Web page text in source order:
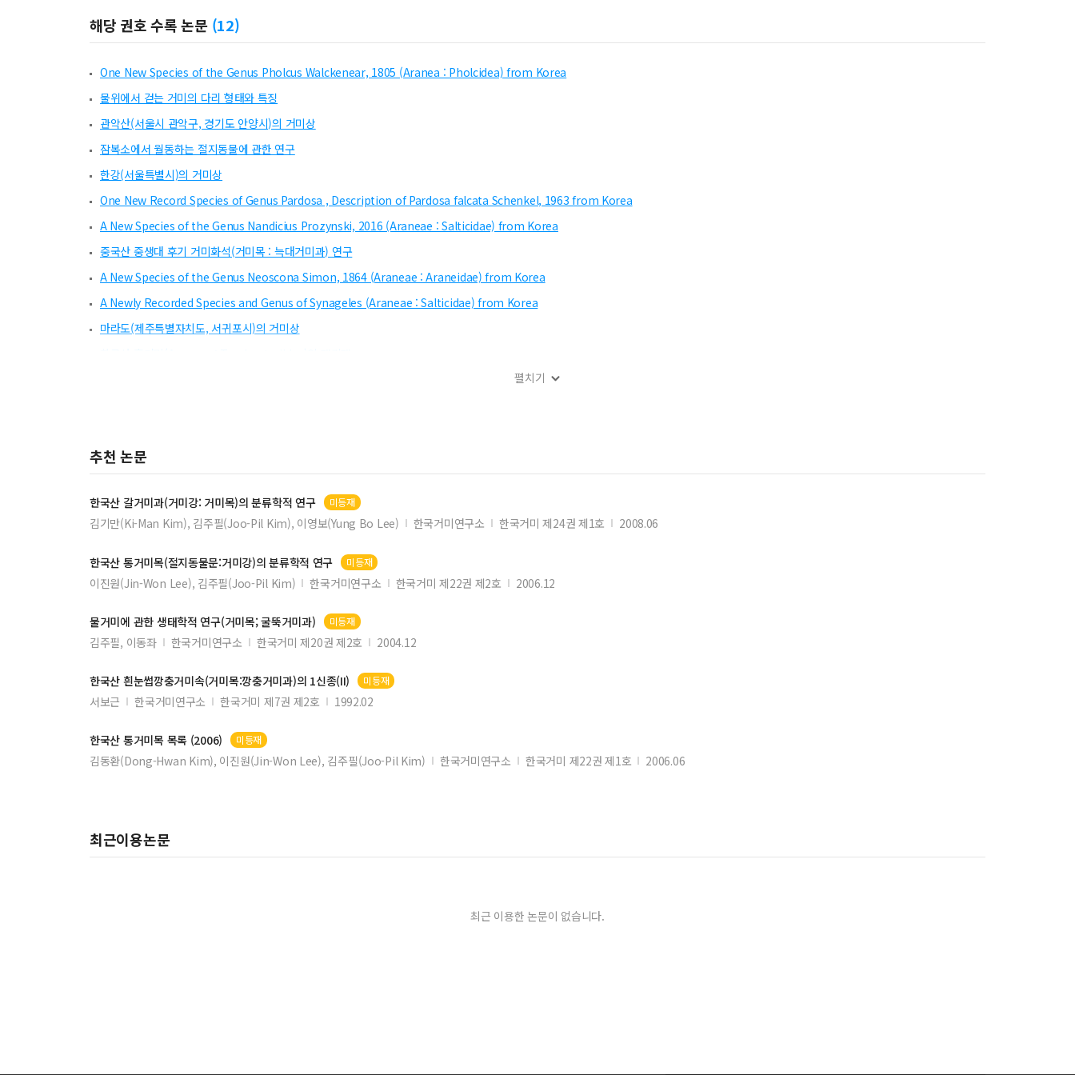
해당 권호 수록 논문 (12)
One New Species of the Genus Pholcus Walckenear, 1805 (Aranea : Pholcidea) from Korea
물위에서 걷는 거미의 다리 형태와 특징
관악산(서울시 관악구, 경기도 안양시)의 거미상
잠복소에서 월동하는 절지동물에 관한 연구
한강(서울특별시)의 거미상
One New Record Species of Genus Pardosa , Description of Pardosa falcata Schenkel, 1963 from Korea
A New Species of the Genus Nandicius Prozynski, 2016 (Araneae : Salticidae) from Korea
중국산 중생대 후기 거미화석(거미목 : 늑대거미과) 연구
A New Species of the Genus Neoscona Simon, 1864 (Araneae : Araneidae) from Korea
A Newly Recorded Species and Genus of Synageles (Araneae : Salticidae) from Korea
마라도(제주특별자치도, 서귀포시)의 거미상
펼치기
추천 논문
한국산 갈거미과(거미강: 거미목)의 분류학적 연구 미등재
김기만(Ki-Man Kim), 김주필(Joo-Pil Kim), 이영보(Yung Bo Lee) 한국거미연구소 한국거미 제24권 제1호 2008.06
한국산 통거미목(절지동물문:거미강)의 분류학적 연구 미등재
이진원(Jin-Won Lee), 김주필(Joo-Pil Kim) 한국거미연구소 한국거미 제22권 제2호 2006.12
물거미에 관한 생태학적 연구(거미목; 굴뚝거미과) 미등재
김주필, 이동좌 한국거미연구소 한국거미 제20권 제2호 2004.12
한국산 흰눈썹깡충거미속(거미목:깡충거미과)의 1신종(II) 미등재
서보근 한국거미연구소 한국거미 제7권 제2호 1992.02
한국산 통거미목 목록 (2006) 미등재
김동환(Dong-Hwan Kim), 이진원(Jin-Won Lee), 김주필(Joo-Pil Kim) 한국거미연구소 한국거미 제22권 제1호 2006.06
최근이용논문
최근 이용한 논문이 없습니다.